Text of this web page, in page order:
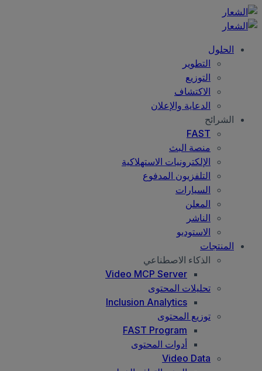
الحلول
التطوير
التوزيع
الاكتشاف
الدعاية والإعلان
الشرائح
FAST
منصة البث
الإلكترونيات الاستهلاكية
التلفزيون المدفوع
السيارات
المعلن
الناشر
الاستوديو
المنتجات
الذكاء الاصطناعي
Video MCP Server
تحليلات المحتوى
Inclusion Analytics
توزيع المحتوى
FAST Program
أدوات المحتوى
Video Data